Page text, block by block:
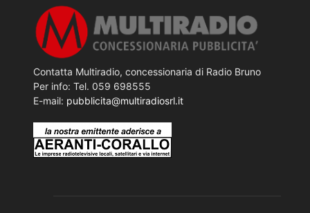
Contatta Multiradio, concessionaria di Radio Bruno
Per info: Tel. 059 698555
E-mail: pubblicita@multiradiosrl.it